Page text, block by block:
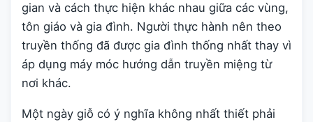
gian và cách thực hiện khác nhau giữa các vùng,
tôn giáo và gia đình. Người thực hành nên theo
truyền thống đã được gia đình thống nhất thay vì
áp dụng máy móc hướng dẫn truyền miệng từ
nơi khác.
Một ngày giỗ có ý nghĩa không nhất thiết phải